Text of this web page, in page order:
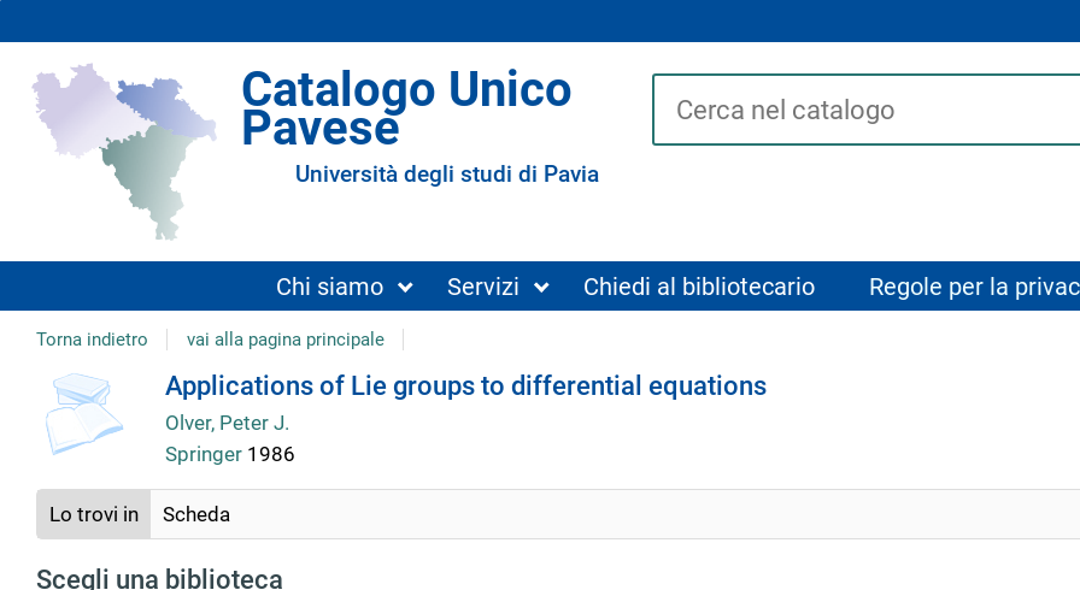
Catalogo Unico
Pavese
Università degli studi di Pavia
Cerca su "Catalogo"
Chi siamo Servizi Chiedi al bibliotecario Regole per la
Torna indietro vai alla pagina principale
Dettaglio
del
documento
Applications of Lie groups to differential equations
Olver, Peter J.
Springer 1986
Lo trovi in Scheda
Scegli una biblioteca